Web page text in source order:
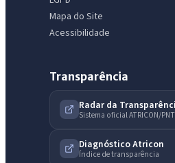
Mapa do Site
Acessibilidade
Transparência
Radar da
Sistema oficial ATRICON/
Diagnóstico Atricon
Índice de transparência
IntGest AI
Assistente do Portal
Olá. Pergunte sobre serviços,
licitações, estrutura ou